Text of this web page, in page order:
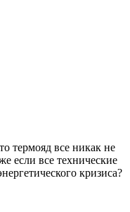
термояд все никак не
если все технические
кризиса?